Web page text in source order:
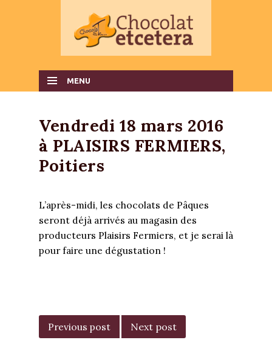
MENU
Vendredi 18 mars 2016
à PLAISIRS FERMIERS,
Poitiers
L’après-midi, les chocolats de Pâques
seront déjà arrivés au magasin des
producteurs Plaisirs Fermiers, et je serai là
pour faire une dégustation !
NAVIGATION
Previous post Next post